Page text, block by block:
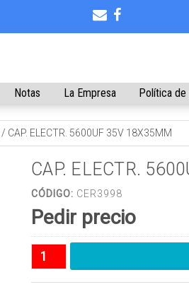
Notas La Empresa Política de
/ CAP. ELECTR. 5600UF 35V 18X35MM
CAP. ELECTR.
CÓDIGO: CER3998
Pedir precio